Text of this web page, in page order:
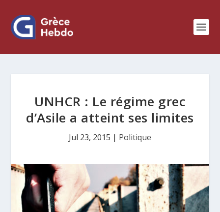
UNHCR : Le régime grec
d’Asile a atteint ses limites
Jul 23, 2015 | Politique